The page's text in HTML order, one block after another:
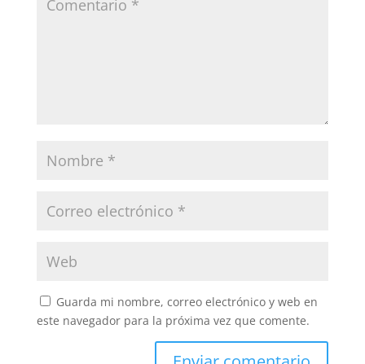
Guarda mi nombre, correo electrónico y web en
este navegador para la próxima vez que comente.